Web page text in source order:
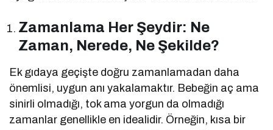
Zamanlama Her Şeydir: Ne
Zaman, Nerede, Ne Şekilde?
Ek gıdaya geçişte doğru zamanlamadan daha
önemlisi, uygun anı yakalamaktır. Bebeğin aç ama
sinirli olmadığı, tok ama yorgun da olmadığı
zamanlar genellikle en idealidir. Örneğin, kısa bir